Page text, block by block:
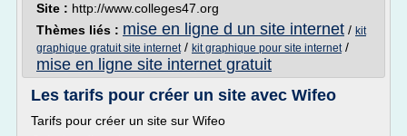
Site : http://www.colleges47.org
Thèmes liés : mise en ligne d un site internet / kit
graphique gratuit site internet/ kit graphique pour site internet/
mise en ligne site internet gratuit
Les tarifs pour créer un site avec Wifeo
Tarifs pour créer un site sur Wifeo